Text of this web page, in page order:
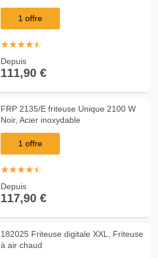
chaud Noir, Acier inoxydable, Friteuse
à air chaud
1 offre
☆☆☆☆☆
★★★★★
Depuis
111,90 €
FRP 2135/E friteuse Unique 2100 W
Noir, Acier inoxydable
1 offre
☆☆☆☆☆
★★★★★
Depuis
117,90 €
182025 Friteuse digitale XXL, Friteuse
à air chaud